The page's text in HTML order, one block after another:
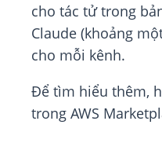
cho tác tử trong
Claude (khoảng
cho mỗi kênh.
Để tìm hiểu thêm,
trong AWS